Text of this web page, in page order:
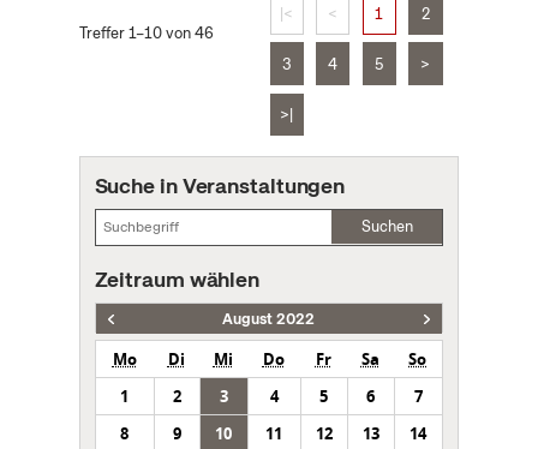
Treffer 1–10 von 46
|< < 1 2
3 4 5 >
>|
Suche in Veranstaltungen
Suchen
Zeitraum wählen
August 2022
Mo Di Mi Do Fr Sa
So
1
2 3 4 5 6
7
8
9 10 11 12 13
14